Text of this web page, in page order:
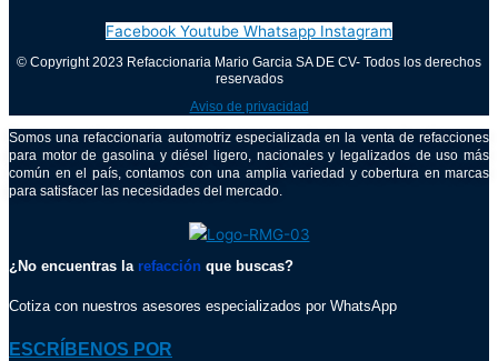
Facebook Youtube Whatsapp Instagram
© Copyright 2023 Refaccionaria Mario Garcia SA DE CV- Todos los derechos
reservados
Aviso de privacidad
Somos una refaccionaria automotriz especializada en la venta de refacciones
para motor de gasolina y diésel ligero, nacionales y legalizados de uso más
común en el país, contamos con una amplia variedad y cobertura en marcas
para satisfacer las necesidades del mercado.
¿No encuentras la refacción que buscas?
Cotiza con nuestros asesores especializados por WhatsApp
ESCRÍBENOS POR